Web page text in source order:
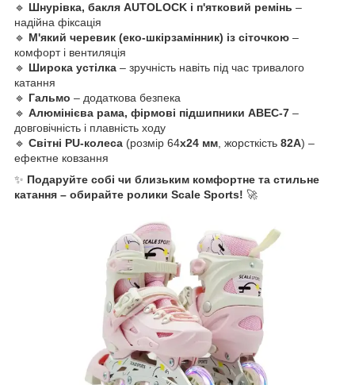
🔹 Шнурівка, бакля AUTОLOCK і п'ятковий ремінь –
надійна фіксація
🔹 М'який черевик (еко-шкірзамінник) із сіточкою –
комфорт і вентиляція
🔹 Широка устілка – зручність навіть під час тривалого
катання
🔹 Гальмо – додаткова безпека
🔹 Алюмінієва рама, фірмові підшипники ABEC-7 –
довговічність і плавність ходу
🔹 Світні PU-колеса (розмір 64x24 мм, жорсткість 82А) –
ефектне ковзання
✨ Подаруйте собі чи близьким комфортне та стильне
катання – обирайте ролики Scale Sports! 🚀